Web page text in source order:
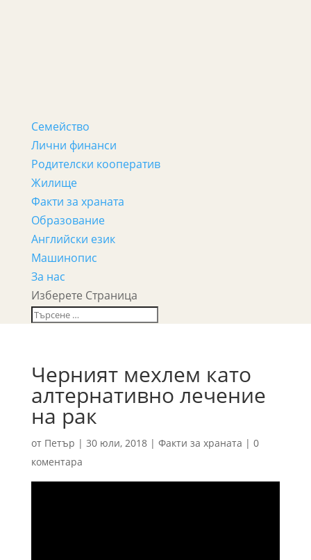
Семейство
Лични финанси
Родителски кооператив
Жилище
Факти за храната
Образование
Английски език
Машинопис
За нас
Изберете Страница
Черният мехлем като
алтернативно лечение
на рак
от Петър | 30 юли, 2018| Факти за храната | 0
коментара